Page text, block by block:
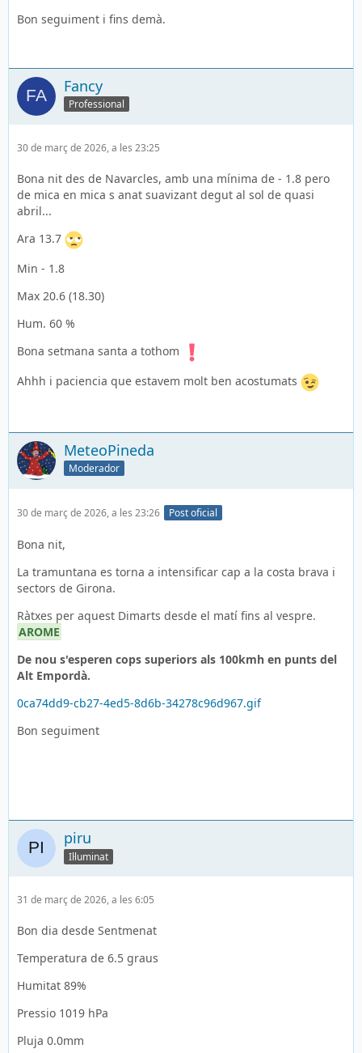
Bon seguiment i fins demà.
Fancy
Professional
30 de març de 2026, a les 23:25
Bona nit des de Navarcles, amb una mínima de - 1.8 pero
de mica en mica s anat suavizant degut al sol de quasi
abril...
Ara 13.7
Min - 1.8
Max 20.6 (18.30)
Hum. 60 %
Bona setmana santa a tothom
Ahhh i paciencia que estavem molt ben acostumats
MeteoPineda
Moderador
30 de març de 2026, a les 23:26 Post oficial
Bona nit,
La tramuntana es torna a intensificar cap a la costa brava i
sectors de Girona.
Ràtxes per aquest Dimarts desde el matí fins al vespre.
AROME
De nou s'esperen cops superiors als 100kmh en punts del
Alt Empordà.
0ca74dd9-cb27-4ed5-8d6b-34278c96d967.gif
Bon seguiment
piru
Il·luminat
31 de març de 2026, a les 6:05
Bon dia desde Sentmenat
Temperatura de 6.5 graus
Humitat 89%
Pressio 1019 hPa
Pluja 0.0mm